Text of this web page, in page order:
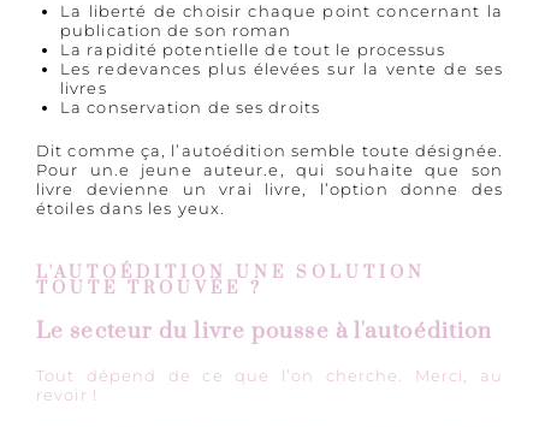
La liberté de choisir chaque point concernant la
publication de son roman
La rapidité potentielle de tout le processus
Les redevances plus élevées sur la vente de ses
livres
La conservation de ses droits
Dit comme ça, l’autoédition semble toute désignée.
Pour un.e jeune auteur.e, qui souhaite que son
livre devienne un vrai livre, l’option donne des
étoiles dans les yeux.
L'AUTOÉDITION UNE SOLUTION
TOUTE TROUVÉE ?
Le secteur du livre pousse à l'autoédition
Tout dépend de ce que l’on cherche. Merci, au
revoir !